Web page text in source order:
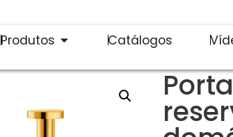
Produtos Catálogos